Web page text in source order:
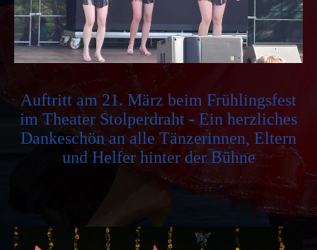
Auftritt am 21. März beim Frühlingsfest
im Theater Stolperdraht - Ein herzliches
Dankeschön an alle Tänzerinnen, Eltern
und Helfer hinter der Bühne